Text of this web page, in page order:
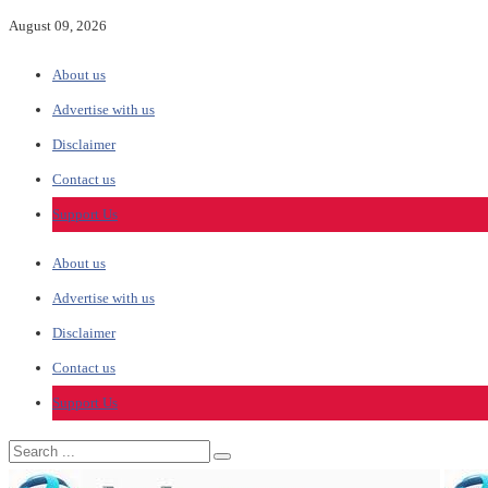
August 09, 2026
About us
Advertise with us
Disclaimer
Contact us
Support Us
About us
Advertise with us
Disclaimer
Contact us
Support Us